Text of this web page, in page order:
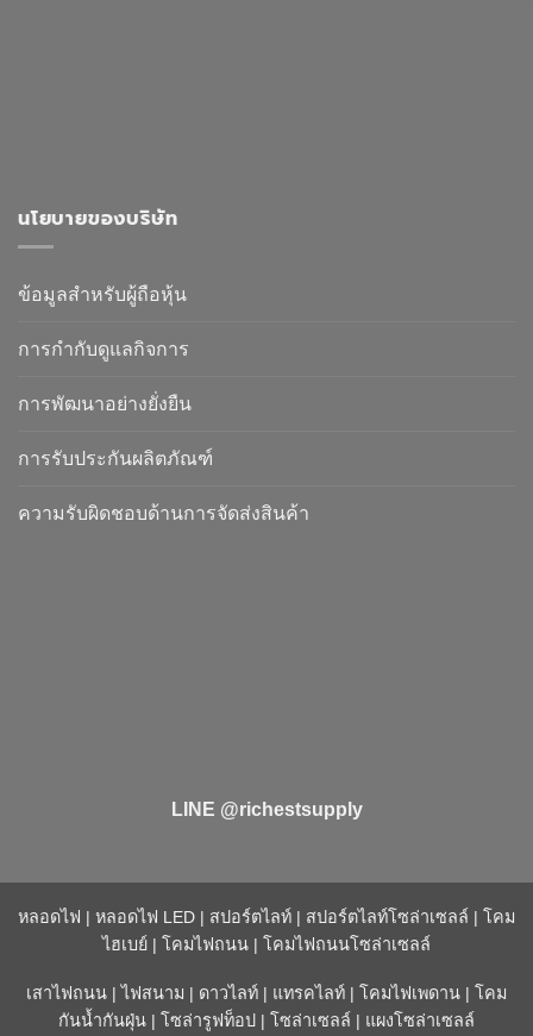
นโยบายของบริษัท
ข้อมูลสำหรับผู้ถือหุ้น
การกำกับดูแลกิจการ
การพัฒนาอย่างยั่งยืน
การรับประกันผลิตภัณฑ์
ความรับผิดชอบด้านการจัดส่งสินค้า
LINE @richestsupply
หลอดไฟ | หลอดไฟ LED | สปอร์ตไลท์ | สปอร์ตไลท์โซล่าเซลล์ | โคม
ไฮเบย์ | โคมไฟถนน | โคมไฟถนนโซล่าเซลล์
เสาไฟถนน |ไฟสนาม | ดาวไลท์ | แทรคไลท์ | โคมไฟเพดาน | โคม
กันน้ำกันฝุ่น | โซล่ารูฟท็อป | โซล่าเซลล์ | แผงโซล่าเซลล์